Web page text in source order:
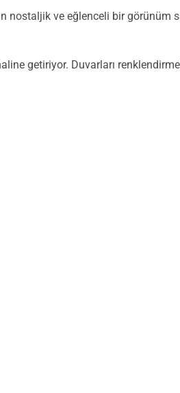
nostaljik ve eğlenceli bir görünüm
getiriyor. Duvarları